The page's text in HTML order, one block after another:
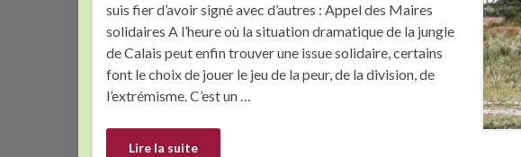
suis fier d’avoir signé avec d’autres : Appel des Maires
solidaires A l’heure où la situation dramatique de la jungle
de Calais peut enfin trouver une issue solidaire, certains
font le choix de jouer le jeu de la peur, de la division, de
l’extrémisme. C’est un …
Lire la suite